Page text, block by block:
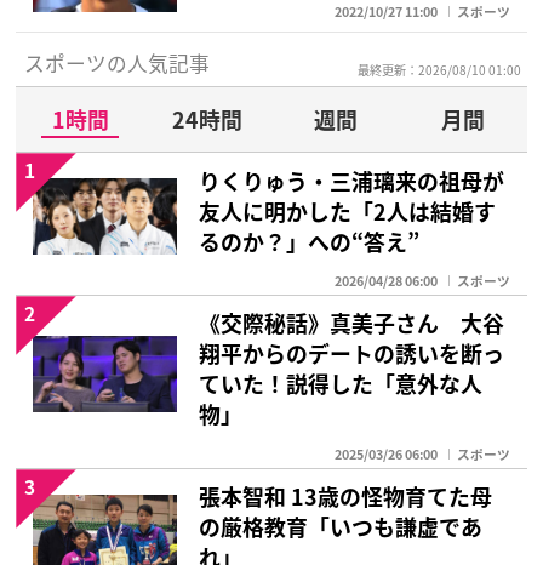
2022/10/27 11:00 スポーツ
スポーツの人気記事 最終更新：2026/08/10 01:00
1時間 24時間 週間
月間
りくりゅう・三浦璃来の祖母が
友人に明かした「2人は結婚す
るのか？」への“答え”
2026/04/28 06:00 スポーツ
1
《交際秘話》真美子さん 大谷
翔平からのデートの誘いを断っ
ていた！説得した「意外な人
物」
2025/03/26 06:00 スポーツ
2
張本智和 13歳の怪物育てた母
の厳格教育「いつも謙虚であ
れ」
3